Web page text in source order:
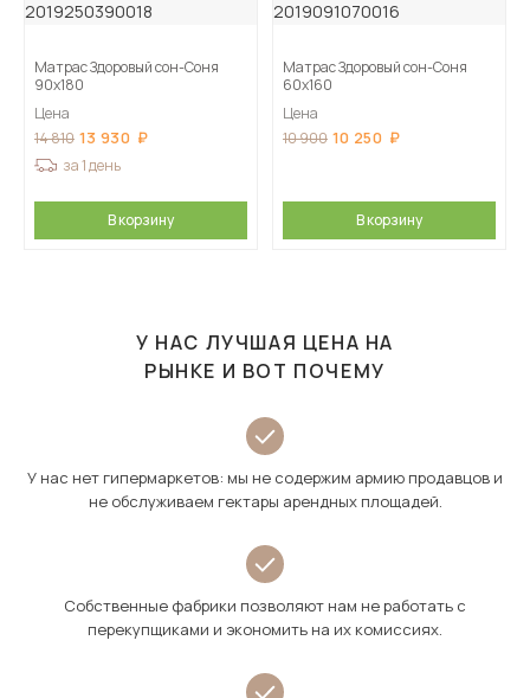
Матрас Здоровый сон-Соня
90х180
Цена
14 810 13 930
за 1 день
В корзину
Матрас Здоровый сон-Соня
60х160
Цена
10 900 10 250
В корзину
У НАС ЛУЧШАЯ ЦЕНА НА
РЫНКЕ И ВОТ ПОЧЕМУ
У нас нет гипермаркетов: мы не содержим армию продавцов и
не обслуживаем гектары арендных площадей.
Собственные фабрики позволяют нам не работать с
перекупщиками и экономить на их комиссиях.